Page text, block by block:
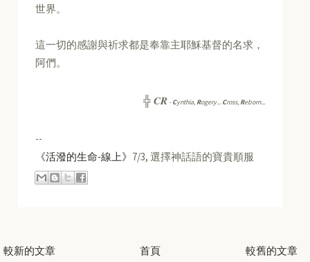
世界。
這一切的感謝與祈求都是奉靠主耶穌基督的名求，
阿們。
╬CR -Cynthia, Rogery... Cross, Reborn...
--
《活潑的生命-線上》 7/3, 選擇神話語的寶貴順服
較新的文章 較舊的文章
首頁